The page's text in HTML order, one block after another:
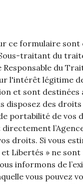
ce formulaire
traitant du
du
l'intérêt légitime
et sont
disposez des
portabilité de
droits. Si vous
Libertés » ne
informons de
vous pouvez